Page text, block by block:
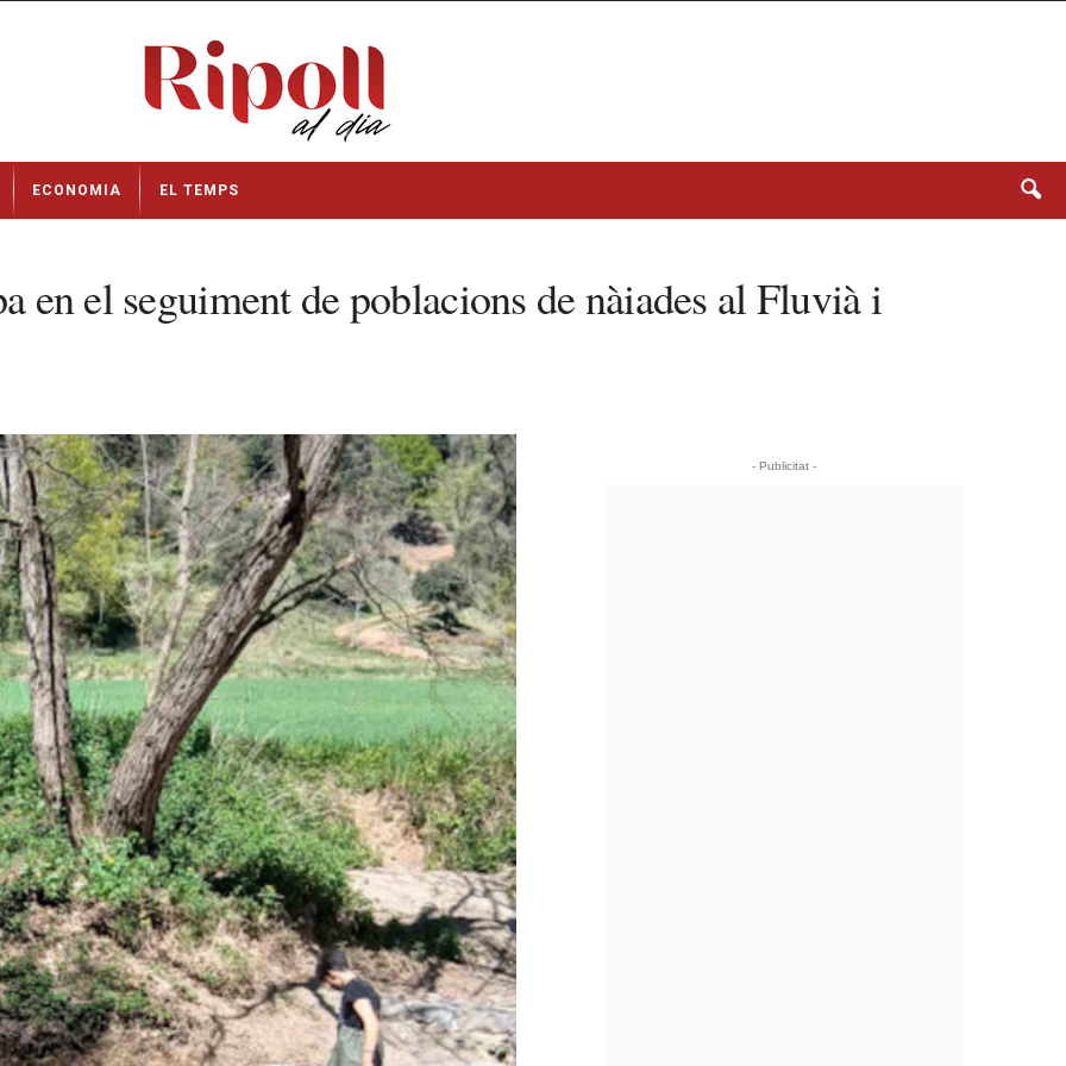
ECONOMIA EL TEMPS
en el seguiment de poblacions de nàiades al Fluvià i
- Publicitat -